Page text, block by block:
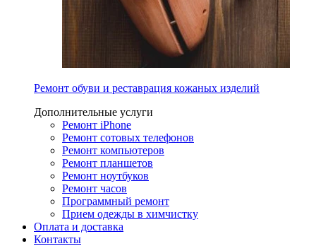
Ремонт обуви и реставрация кожаных изделий
Дополнительные услуги
Ремонт iPhone
Ремонт сотовых телефонов
Ремонт компьютеров
Ремонт планшетов
Ремонт ноутбуков
Ремонт часов
Программный ремонт
Прием одежды в химчистку
Оплата и доставка
Контакты